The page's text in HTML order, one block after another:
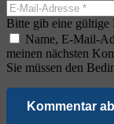
Bitte gib eine gültige
Name, E-Mail-
meinen nächsten
Sie müssen den
Kommentar